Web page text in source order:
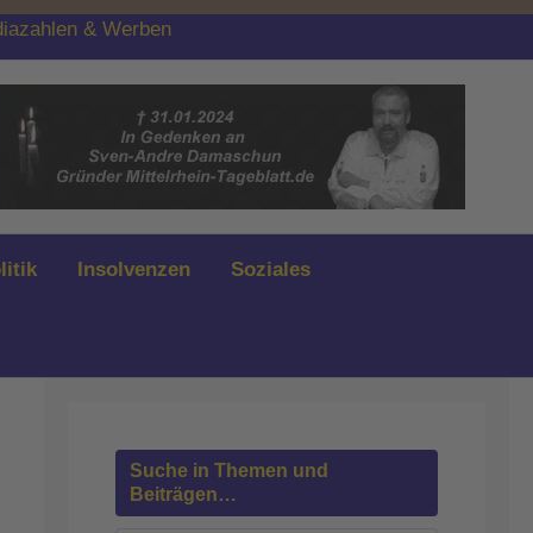
& Werben
Insolvenzen Soziales
Suche in Themen und
Beiträgen…